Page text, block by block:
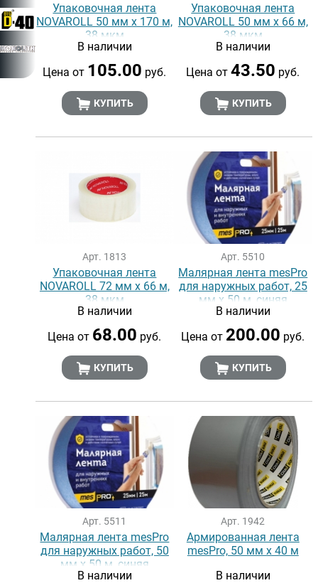
Упаковочная лента
NOVAROLL 50 мм х 170 м,
38 мкм
В наличии
Цена от 105.00 руб.
КУПИТЬ
Упаковочная лента
NOVAROLL 50 мм х 66 м,
38 мкм
В наличии
Цена от43.50 руб.
КУПИТЬ
Арт. 1813
Упаковочная лента
NOVAROLL 72 мм х 66 м,
38 мкм
В наличии
Цена от 68.00 руб.
КУПИТЬ
Арт. 5510
Малярная лента mesPro
для наружных работ, 25
мм х 50 м, синяя
В наличии
Цена от 200.00 руб.
КУПИТЬ
Арт. 5511
Малярная лента mesPro
для наружных работ, 50
мм х 50 м, синяя
В наличии
Арт. 1942
Армированная лента
mesPro, 50 мм х 40 м
В наличии